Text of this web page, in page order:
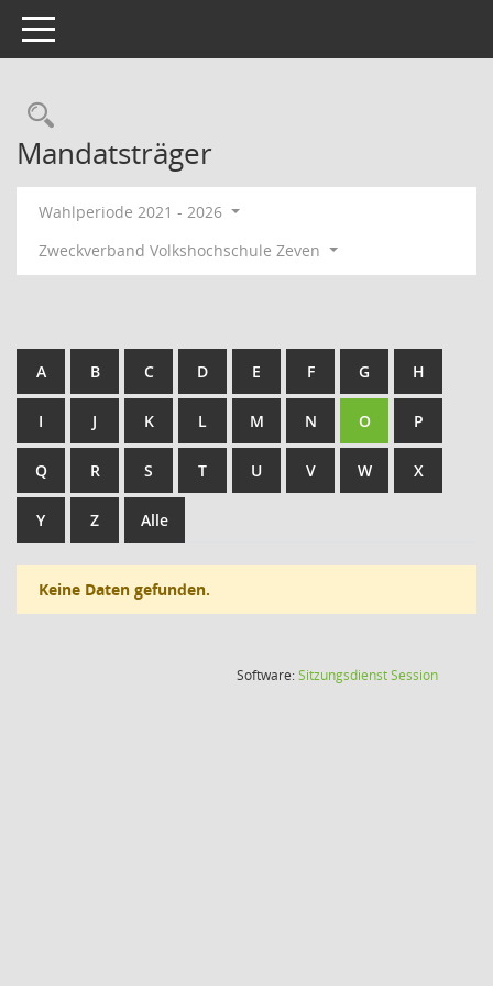
Toggle navigation
Rechercheauswahl
Mandatsträger
Wahlperiode 2021 - 2026
Zweckverband Volkshochschule Zeven
A B C D E F G H
I J K L M N O P
Q R S T U V W X
Y Z Alle
Keine Daten gefunden.
Software:SitzungsdienstSession(Wird in